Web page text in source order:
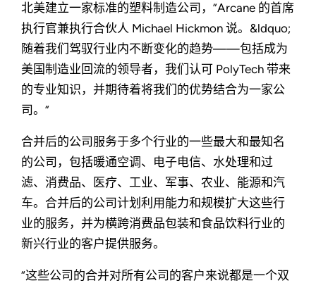
北美建立一家标准的塑料制造公司，”Arcane 的首席
执行官兼执行合伙人 Michael Hickmon 说。&ldquo;
随着我们驾驭行业内不断变化的趋势——包括成为
美国制造业回流的领导者，我们认可 PolyTech 带来
的专业知识，并期待着将我们的优势结合为一家公
司。”
合并后的公司服务于多个行业的一些最大和最知名
的公司，包括暖通空调、电子电信、水处理和过
滤、消费品、医疗、工业、军事、农业、能源和汽
车。合并后的公司计划利用能力和规模扩大这些行
业的服务，并为横跨消费品包装和食品饮料行业的
新兴行业的客户提供服务。
“这些公司的合并对所有公司的客户来说都是一个双